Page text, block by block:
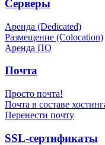
Серверы
Аренда (Dedicated)
Размещение (Colocation)
Аренда ПО
Почта
Просто почта!
Почта в составе
Перенести почту
SSL-сертификаты